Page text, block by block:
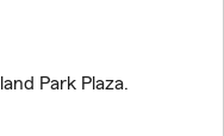
Park Plaza.